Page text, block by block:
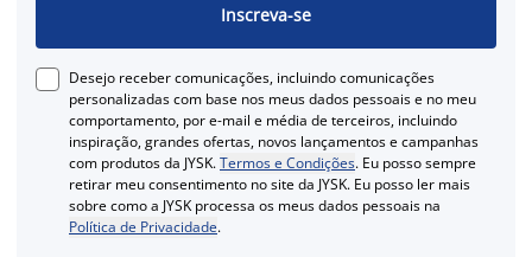
Inscreva-se
Desejo receber comunicações, incluindo comunicações
personalizadas com base nos meus dados pessoais e no meu
comportamento, por e-mail e média de terceiros, incluindo
inspiração, grandes ofertas, novos lançamentos e campanhas
com produtos da JYSK.Termos e Condições. Eu posso sempre
retirar meu consentimento no site da JYSK. Eu posso ler mais
sobre como a JYSK processa os meus dados pessoais na
Política de Privacidade.